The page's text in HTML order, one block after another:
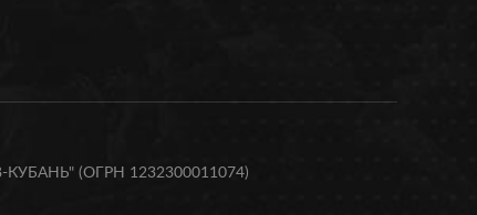
(ОГРН 1232300011074)